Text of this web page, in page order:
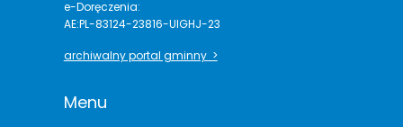
e-Doręczenia:
AE:PL-83124-23816-UIGHJ-23
archiwalny portal gminny >
Menu